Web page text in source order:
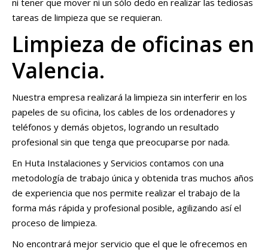
ni tener que mover ni un sólo dedo en realizar las tediosas
tareas de limpieza que se requieran.
Limpieza de oficinas en
Valencia.
Nuestra empresa realizará la limpieza sin interferir en los
papeles de su oficina, los cables de los ordenadores y
teléfonos y demás objetos, logrando un resultado
profesional sin que tenga que preocuparse por nada.
En Huta Instalaciones y Servicios contamos con una
metodología de trabajo única y obtenida tras muchos años
de experiencia que nos permite realizar el trabajo de la
forma más rápida y profesional posible, agilizando así el
proceso de limpieza.
No encontrará mejor servicio que el que le ofrecemos en